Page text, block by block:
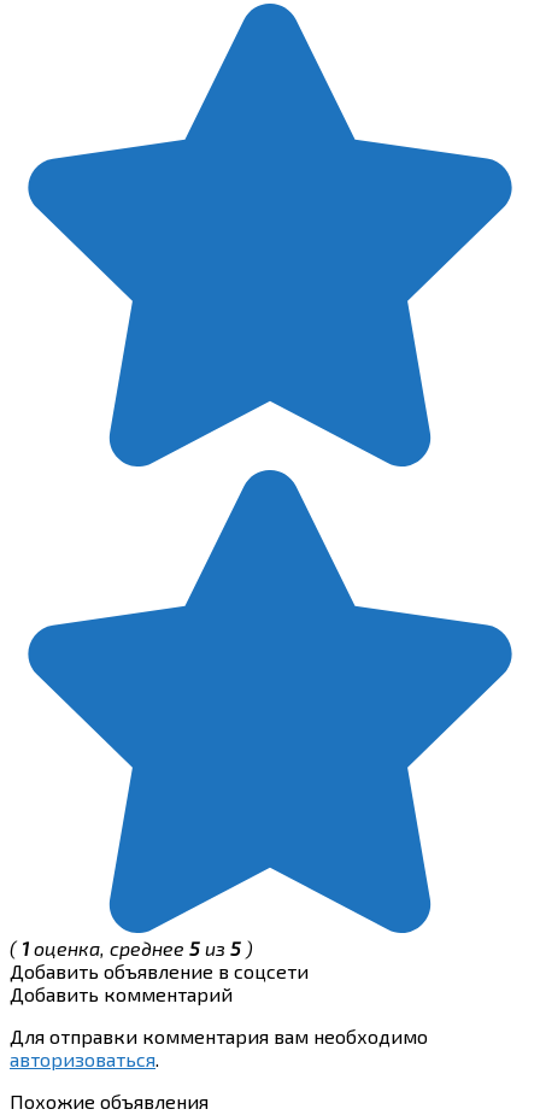
( 1 оценка, среднее 5 из 5 )
Добавить объявление в соцсети
Добавить комментарий
Для отправки комментария вам необходимо
авторизоваться.
Похожие объявления